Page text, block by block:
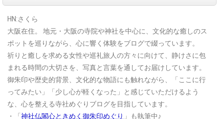
HN:さくら
大阪在住。
地元・大阪の寺院や神社を中心に、文化的な癒しのス
ポットを巡りながら、心に響く体験をブログで綴っています。
祈りと癒しを求める女性や巡礼旅人の方々に向けて、静けさに包
まれる時間の大切さを、写真と言葉を通してお届けしています。
御朱印や歴史的背景、文化的な物語にも触れながら、「ここに行
ってみたい」「少し心が軽くなった」と感じていただけるよう
な、心を整える寺社めぐりブログを目指しています。
・「 神社仏閣心ときめく御朱印めぐり 」も執筆中♪